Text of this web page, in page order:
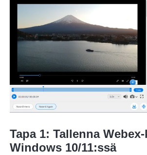
Tapa 1: Tallenna
Windows 10/11:ssä